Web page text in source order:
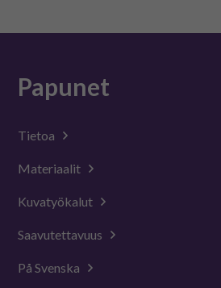
Papunet
Tietoa
Materiaalit
Kuvatyökalut
Saavutettavuus
På Svenska